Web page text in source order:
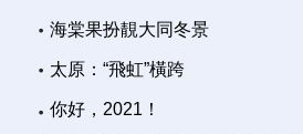
海棠果扮靚大同冬景
太原：“飛虹”橫跨
你好，2021！